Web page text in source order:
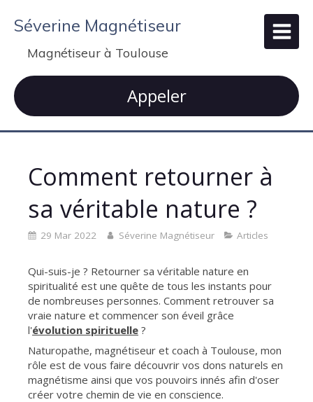
Séverine Magnétiseur
Magnétiseur à Toulouse
Appeler
Comment retourner à
sa véritable nature ?
29 Mar 2022 Séverine Magnétiseur Articles
Qui-suis-je ? Retourner sa véritable nature en
spiritualité est une quête de tous les instants pour
de nombreuses personnes. Comment retrouver sa
vraie nature et commencer son éveil grâce
l'évolution spirituelle ?
Naturopathe, magnétiseur et coach à Toulouse, mon
rôle est de vous faire découvrir vos dons naturels en
magnétisme ainsi que vos pouvoirs innés afin d'oser
créer votre chemin de vie en conscience.